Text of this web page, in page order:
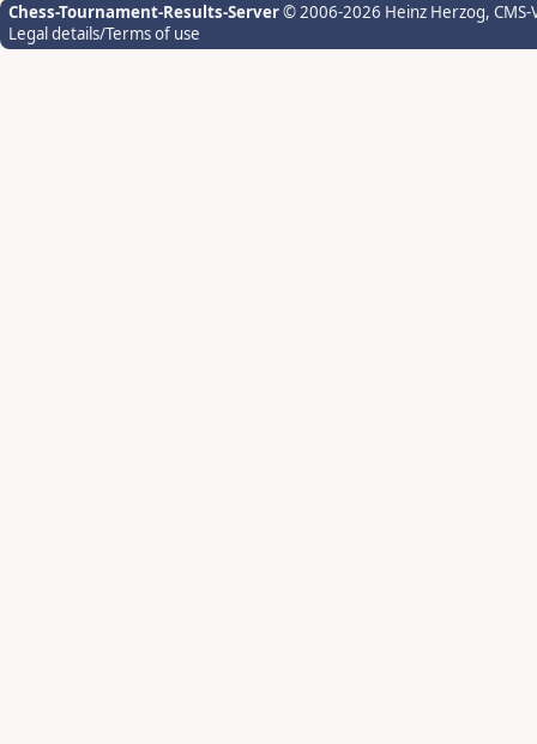
Chess-Tournament-Results-Server© 2006-2026 Heinz Herzog,
Legal details/Terms of use